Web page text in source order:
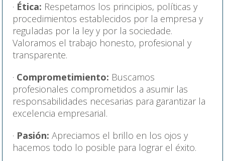
Ética: Respetamos los principios, políticas y
procedimientos establecidos por la empresa y
reguladas por la ley y por la sociedade.
Valoramos el trabajo honesto, profesional y
transparente.
Comprometimiento: Buscamos
profesionales comprometidos a asumir las
responsabilidades necesarias para garantizar la
excelencia empresarial.
Pasión:Apreciamos el brillo en los ojos y
hacemos todo lo posible para lograr el éxito.